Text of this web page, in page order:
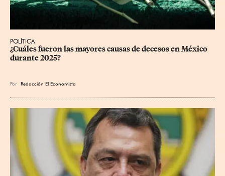
POLÍTICA
¿Cuáles fueron las mayores causas de decesos en México
durante 2025?
Por Redacción El Economista